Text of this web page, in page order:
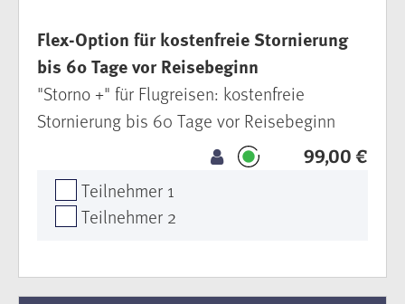
Flex-Option für kostenfreie Stornierung
bis 60 Tage vor Reisebeginn
99,00 €
"Storno +" für Flugreisen: kostenfreie
Stornierung bis 60 Tage vor Reisebeginn
Teilnehmer 1
Teilnehmer 2